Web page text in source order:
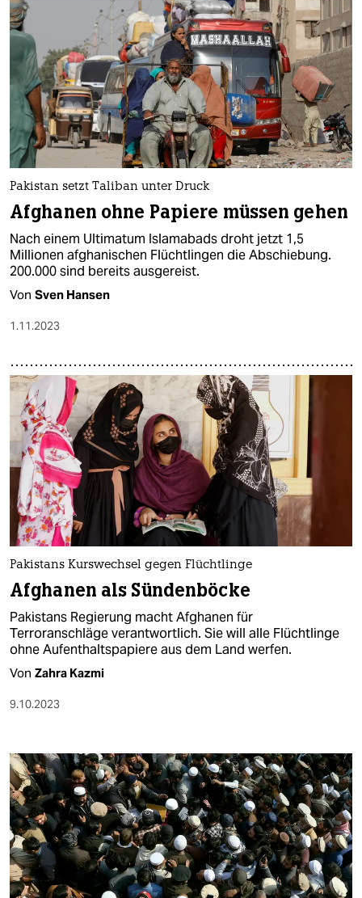
Pakistan setzt Taliban unter Druck
Afghanen ohne Papiere müssen gehen
Nach einem Ultimatum Islamabads droht jetzt 1,5
Millionen afghanischen Flüchtlingen die Abschiebung.
200.000 sind bereits ausgereist.
Von Sven Hansen
1.11.2023
Pakistans Kurswechsel gegen Flüchtlinge
Afghanen als Sündenböcke
Pakistans Regierung macht Afghanen für
Terroranschläge verantwortlich. Sie will alle Flüchtlinge
ohne Aufenthaltspapiere aus dem Land werfen.
Von Zahra Kazmi
9.10.2023